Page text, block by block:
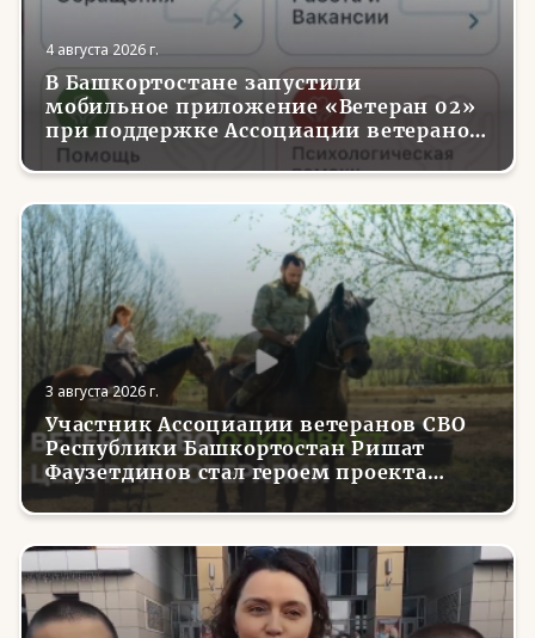
4 августа 2026 г.
В Башкортостане запустили
мобильное приложение «Ветеран 02»
при поддержке Ассоциации ветеранов
СВО
3 августа 2026 г.
Участник Ассоциации ветеранов СВО
Республики Башкортостан Ришат
Фаузетдинов стал героем проекта
телеканала RT.Док «Держи удар! С
Николаем Валуевым»